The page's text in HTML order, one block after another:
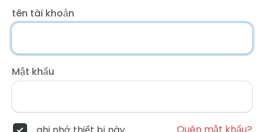
tên tài khoản
Mật khẩu